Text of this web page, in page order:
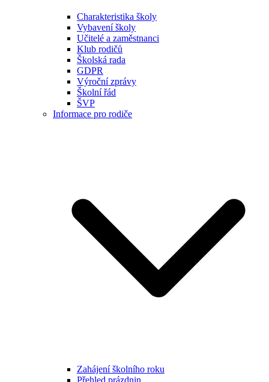
Charakteristika školy
Vybavení školy
Učitelé a zaměstnanci
Klub rodičů
Školská rada
GDPR
Výroční zprávy
Školní řád
ŠVP
Informace pro rodiče
Zahájení školního roku
Přehled prázdnin